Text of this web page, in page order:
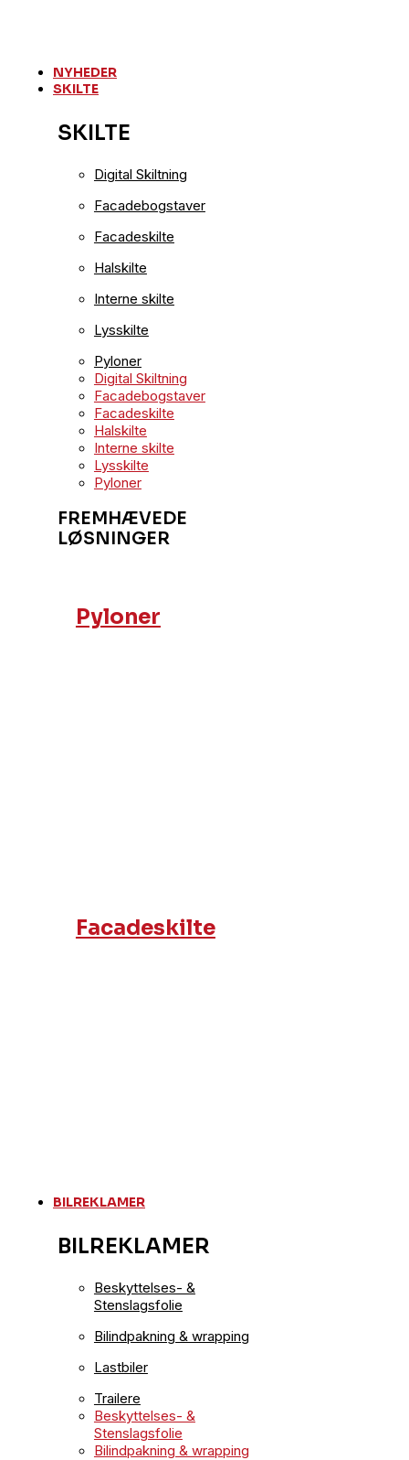
NYHEDER
SKILTE
SKILTE
Digital Skiltning
Facadebogstaver
Facadeskilte
Halskilte
Interne skilte
Lysskilte
Pyloner
Digital Skiltning
Facadebogstaver
Facadeskilte
Halskilte
Interne skilte
Lysskilte
Pyloner
FREMHÆVEDE
LØSNINGER
Pyloner
Facadeskilte
BILREKLAMER
BILREKLAMER
Beskyttelses- &
Stenslagsfolie
Bilindpakning & wrapping
Lastbiler
Trailere
Beskyttelses- &
Stenslagsfolie
Bilindpakning & wrapping